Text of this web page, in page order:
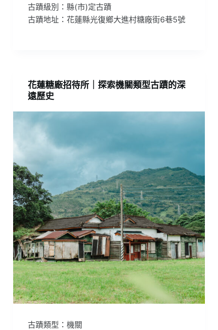
古蹟級別：縣(市)定古蹟
古蹟地址：花蓮縣光復鄉大進村糖廠街6巷5號
花蓮糖廠招待所｜探索機關類型古蹟的深
遠歷史
古蹟類型：機關